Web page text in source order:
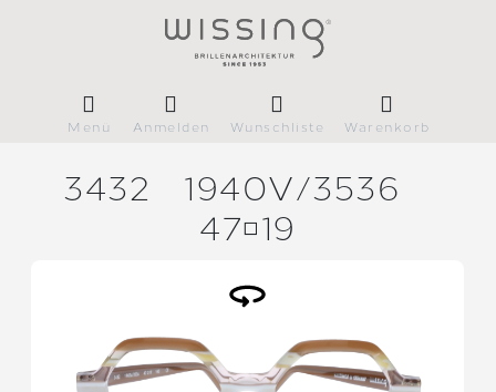
Menü Anmelden Wunschliste Warenkorb
3432 1940V/3536
4719